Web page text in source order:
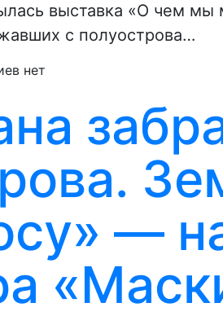
выставка «О чем мы
с полуострова…
нет
—